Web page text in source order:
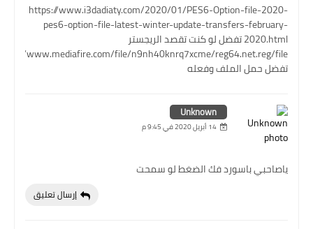
https://www.i3dadiaty.com/2020/01/PES6-Option-file-2020-
pes6-option-file-latest-winter-update-transfers-february-
2020.html تفضل لو كنت تقصد الريجستر
www.mediafire.com/file/n9nh40knrq7xcme/reg64.net.reg/file
تفضل حمل الملف وفعله
Unknown
14 أبريل 2020 في 9:45 م
ياصاحبي باسورد فك الضغط لو سمحت
إرسال تعليق